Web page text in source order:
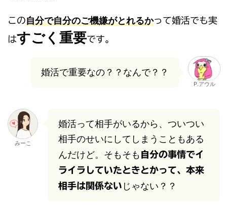
この自分で自分のご機嫌がとれるかって婚活でも実
はすごく重要です。
婚活で重要なの？？なんで？？
P.アウル
みーこ
婚活って相手がいるから、ついつい
相手のせいにしてしまうこともある
んだけど。そもそも 自分の事情でイ
ライラしていたときとかって、本来
相手は関係ない じゃない？？